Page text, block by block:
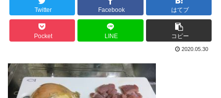
Twitter Facebook はてブ
Pocket LINE コピー
2020.05.30